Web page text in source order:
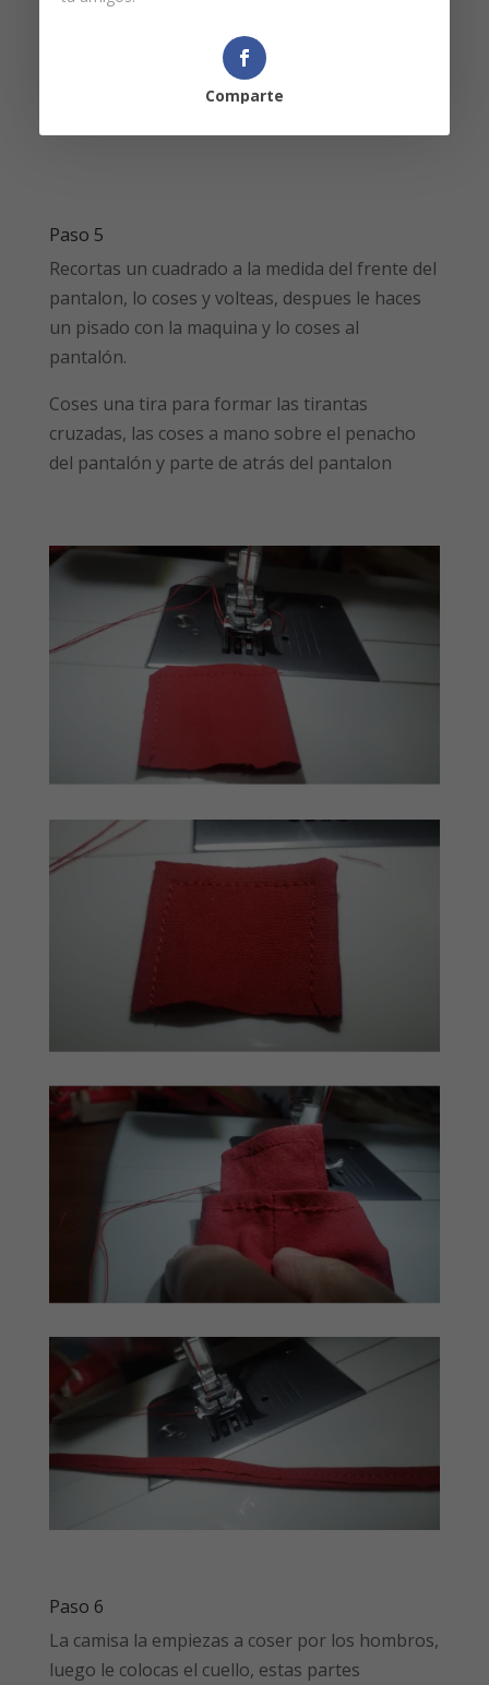
Paso 5
Recortas un cuadrado a la medida del frente del
pantalon, lo coses y volteas, despues le haces
un pisado con la maquina y lo coses al
pantalón.
Coses una tira para formar las tirantas
cruzadas, las coses a mano sobre el penacho
del pantalón y parte de atrás del pantalon
Paso 6
La camisa la empiezas a coser por los hombros,
luego le colocas el cuello, estas partes
Comparte